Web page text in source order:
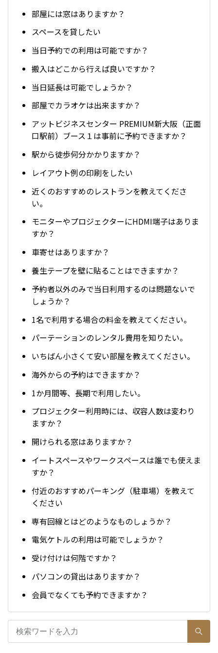
部屋には窓はありますか？
スペースを貸したい
当日予約での利用は可能ですか？
搬入はどこから行えば良いですか？
当日延長は可能でしょうか？
部屋でカラオケは出来ますか？
アットビジネスセンター PREMIUM新大阪（正面
口駅前）ブース１は事前に予約できますか？
駅から徒歩何分かかりますか？
レイアウト例の印刷をしたい
近くのおすすめのレストランを教えてくださ
い。
モニターやプロジェクターにHDMI端子はありま
すか？
車寄せはありますか？
養生テープを壁に貼ることはできますか？
予約者以外のみで当日利用するのは問題ないで
しょうか？
1名で利用する場合の料金を教えてください。
パーテーションのレンタル費用を知りたい。
いちばん小さくて安い部屋を教えてください。
海外からの予約はできますか？
1か月間等、長期で利用したい。
プロジェクター利用時には、収容人数は変わり
ますか？
開けられる窓はありますか？
イートスペースやワークスペースは誰でも使えま
すか？
付近のおすすめパーキング（駐車場）を教えて
ください
専有回線とはどのようなものしょうか？
電気ケトルの利用は可能でしょうか？
受け付けは何階ですか？
パソコンの貸出はありますか？
会員でなくても予約できますか？